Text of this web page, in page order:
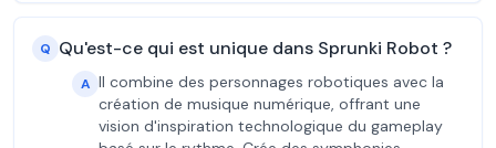
Q Qu'est-ce qui est unique dans Sprunki Robot ?
A Il combine des personnages robotiques avec la
création de musique numérique, offrant une
vision d'inspiration technologique du gameplay